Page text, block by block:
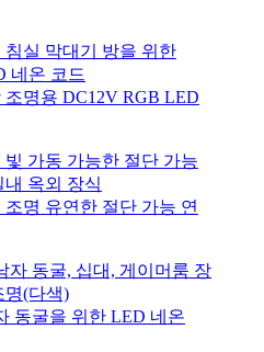
명용 DC12V RGB LED
명 유연한 절단 가능 연
동굴을 위한 LED 네온